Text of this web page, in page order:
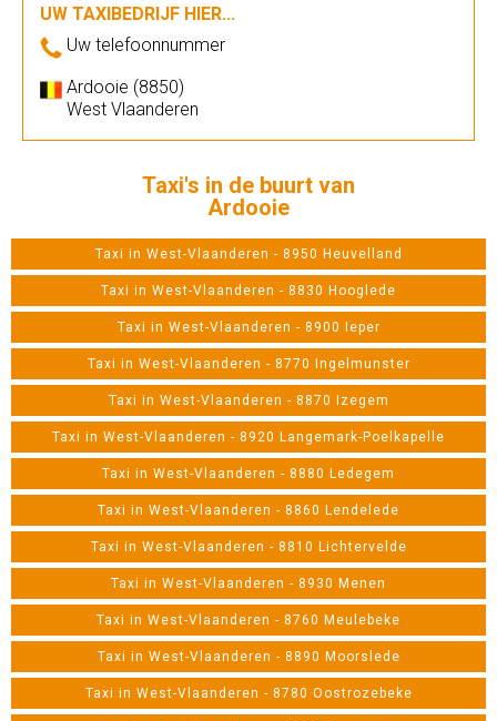
UW TAXIBEDRIJF HIER...
Uw telefoonnummer
Ardooie (8850)
West Vlaanderen
Taxi's in de buurt van
Ardooie
Taxi in West-Vlaanderen - 8950 Heuvelland
Taxi in West-Vlaanderen - 8830 Hooglede
Taxi in West-Vlaanderen - 8900 Ieper
Taxi in West-Vlaanderen - 8770 Ingelmunster
Taxi in West-Vlaanderen - 8870 Izegem
Taxi in West-Vlaanderen - 8920 Langemark-Poelkapelle
Taxi in West-Vlaanderen - 8880 Ledegem
Taxi in West-Vlaanderen - 8860 Lendelede
Taxi in West-Vlaanderen - 8810 Lichtervelde
Taxi in West-Vlaanderen - 8930 Menen
Taxi in West-Vlaanderen - 8760 Meulebeke
Taxi in West-Vlaanderen - 8890 Moorslede
Taxi in West-Vlaanderen - 8780 Oostrozebeke